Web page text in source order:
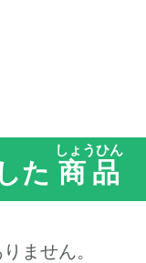
した 商品
しょうひん
ません。